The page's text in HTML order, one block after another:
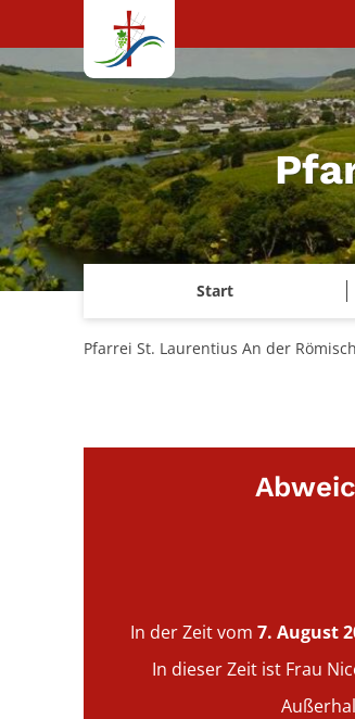
Zum Inhalt springen
Start
Pfarrei St. Laurentius An der
In der Zeit vom 7. August
In dieser Zeit ist Frau